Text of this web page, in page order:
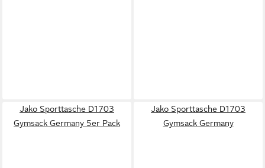
Jako Sporttasche D1703
Gymsack Germany 5er Pack
Jako Sporttasche D1703
Gymsack Germany